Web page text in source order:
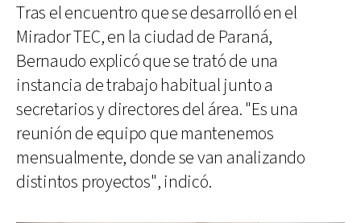
Tras el encuentro que se desarrolló en el
Mirador TEC, en la ciudad de Paraná,
Bernaudo explicó que se trató de una
instancia de trabajo habitual junto a
secretarios y directores del área. "Es una
reunión de equipo que mantenemos
mensualmente, donde se van analizando
distintos proyectos", indicó.